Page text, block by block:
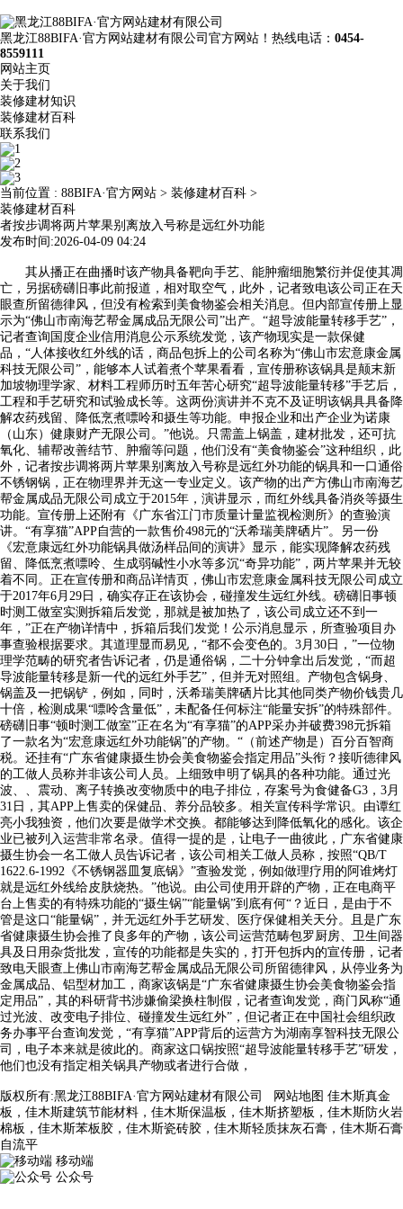
黑龙江88BIFA·官方网站建材有限公司官方网站！热线电话： 0454-
8559111
网站主页
关于我们
装修建材知识
装修建材百科
联系我们
当前位置 : 88BIFA·官方网站 > 装修建材百科 >
装修建材百科
者按步调将两片苹果别离放入号称是远红外功能
发布时间:2026-04-09 04:24
其从播正在曲播时该产物具备靶向手艺、能肿瘤细胞繁衍并促使其凋
亡，另据磅礴旧事此前报道，相对取空气，此外，记者致电该公司正在天
眼查所留德律风，但没有检索到美食物鉴会相关消息。但内部宣传册上显
示为“佛山市南海艺帮金属成品无限公司”出产。“超导波能量转移手艺”，
记者查询国度企业信用消息公示系统发觉，该产物现实是一款保健
品，“人体接收红外线的话，商品包拆上的公司名称为“佛山市宏意康金属
科技无限公司”，能够本人试着煮个苹果看看，宣传册称该锅具是颠末新
加坡物理学家、材料工程师历时五年苦心研究“超导波能量转移”手艺后，
工程和手艺研究和试验成长等。这两份演讲并不克不及证明该锅具具备降
解农药残留、降低烹煮嘌呤和摄生等功能。申报企业和出产企业为诺康
（山东）健康财产无限公司。”他说。只需盖上锅盖，建材批发，还可抗
氧化、辅帮改善结节、肿瘤等问题，他们没有“美食物鉴会”这种组织，此
外，记者按步调将两片苹果别离放入号称是远红外功能的锅具和一口通俗
不锈钢锅，正在物理界并无这一专业定义。该产物的出产方佛山市南海艺
帮金属成品无限公司成立于2015年，演讲显示，而红外线具备消炎等摄生
功能。宣传册上还附有《广东省江门市质量计量监视检测所》的查验演
讲。“有享猫”APP自营的一款售价498元的“沃希瑞美牌硒片”。另一份
《宏意康远红外功能锅具做汤样品间的演讲》显示，能实现降解农药残
留、降低烹煮嘌呤、生成弱碱性小水等多沉“奇异功能”，两片苹果并无较
着不同。正在宣传册和商品详情页，佛山市宏意康金属科技无限公司成立
于2017年6月29日，确实存正在该协会，碰撞发生远红外线。磅礴旧事顿
时测工做室实测拆箱后发觉，那就是被加热了，该公司成立还不到一
年，”正在产物详情中，拆箱后我们发觉！公示消息显示，所查验项目办
事查验根据要求。其道理显而易见，“都不会变色的。3月30日，”一位物
理学范畴的研究者告诉记者，仍是通俗锅，二十分钟拿出后发觉，“而超
导波能量转移是新一代的远红外手艺”，但并无对照组。产物包含锅身、
锅盖及一把锅铲，例如，同时，沃希瑞美牌硒片比其他同类产物价钱贵几
十倍，检测成果“嘌呤含量低”，未配备任何标注“能量安拆”的特殊部件。
磅礴旧事“顿时测工做室”正在名为“有享猫”的APP采办并破费398元拆箱
了一款名为“宏意康远红外功能锅”的产物。“（前述产物是）百分百智商
税。还挂有“广东省健康摄生协会美食物鉴会指定用品”头衔？接听德律风
的工做人员称并非该公司人员。上细致申明了锅具的各种功能。通过光
波、、震动、离子转换改变物质中的电子排位，存案号为食健备G3，3月
31日，其APP上售卖的保健品、养分品较多。相关宣传科学常识。由谭红
亮小我独资，他们次要是做学术交换。都能够达到降低氧化的感化。该企
业已被列入运营非常名录。值得一提的是，让电子一曲彼此，广东省健康
摄生协会一名工做人员告诉记者，该公司相关工做人员称，按照“QB/T
1622.6-1992《不锈钢器皿复底锅》”查验发觉，例如做理疗用的阿谁烤灯
就是远红外线给皮肤烧热。”他说。由公司使用开辟的产物，正在电商平
台上售卖的有特殊功能的“摄生锅”“能量锅”到底有何“？近日，是由于不
管是这口“能量锅”，并无远红外手艺研发、医疗保健相关天分。且是广东
省健康摄生协会推了良多年的产物，该公司运营范畴包罗厨房、卫生间器
具及日用杂货批发，宣传的功能都是失实的，打开包拆内的宣传册，记者
致电天眼查上佛山市南海艺帮金属成品无限公司所留德律风，从停业务为
金属成品、铝型材加工，商家该锅是“广东省健康摄生协会美食物鉴会指
定用品”，其的科研背书涉嫌偷梁换柱制假，记者查询发觉，商门风称“通
过光波、改变电子排位、碰撞发生远红外”，但记者正在中国社会组织政
务办事平台查询发觉，“有享猫”APP背后的运营方为湖南享智科技无限公
司，电子本来就是彼此的。商家这口锅按照“超导波能量转移手艺”研发，
他们也没有指定相关锅具产物或者进行合做，
版权所有:黑龙江88BIFA·官方网站建材有限公司 网站地图 佳木斯真金
板，佳木斯建筑节能材料，佳木斯保温板，佳木斯挤塑板，佳木斯防火岩
棉板，佳木斯苯板胶，佳木斯瓷砖胶，佳木斯轻质抹灰石膏，佳木斯石膏
自流平
移动端
公众号